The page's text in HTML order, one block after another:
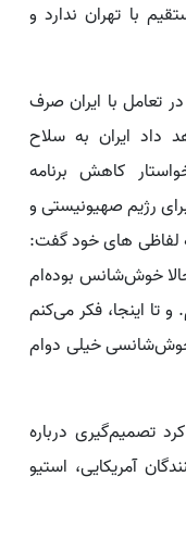
با تهران ندارد و
در تعامل با ایران صرف
داد ایران به سلاح
کاهش برنامه
رژیم صهیونیستی و
لفاظی های خود گفت:
خوش‌شانس بوده‌ام
اینجا، فکر می‌کنم
خیلی دوام
تصمیم‌گیری درباره
آمریکایی، استیو